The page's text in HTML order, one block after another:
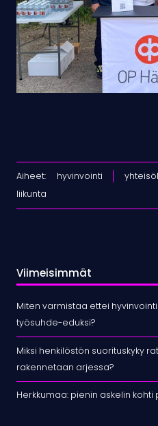
Aiheet: hyvinvointi
liikunta
Viimeisimmät
Miten varmistaa ettei
työsuhde-eduksi?
Miksi henkilöstön suorituskyky
rakennetaan arjessa?
Herkkumaa: pienin askelin